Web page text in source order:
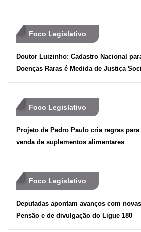
Foco Legislativo
Doutor Luizinho: Cadastro Nacional
Doenças Raras é Medida de Justiça
Foco Legislativo
Projeto de Pedro Paulo cria regras
venda de suplementos alimentares
Foco Legislativo
Deputadas apontam avanços com
Pensão e de divulgação do Ligue 180